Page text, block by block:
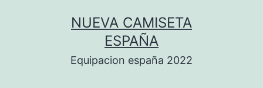
NUEVA CAMISETA
ESPAÑA
Equipacion españa 2022